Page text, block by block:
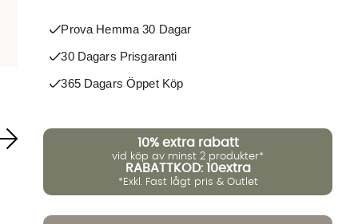
Prova Hemma 30 Dagar
30 Dagars Prisgaranti
365 Dagars Öppet Köp
10% extra rabatt
vid köp av minst 2 produkter*
RABATTKOD: 10extra
*Exkl. Fast lågt pris & Outlet